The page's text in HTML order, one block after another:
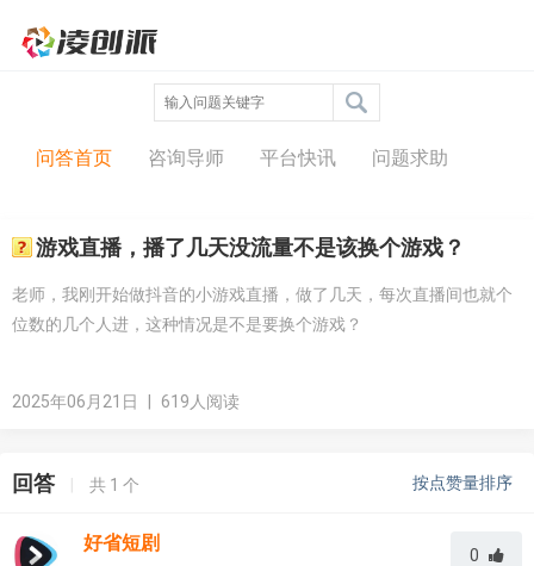
问答中心
问答首页 咨询导师 平台快讯 问题求助
游戏直播，播了几天没流量不是该换个游戏？
老师，我刚开始做抖音的小游戏直播，做了几天，每次直播间也就个
位数的几个人进，这种情况是不是要换个游戏？
2025年06月21日 619人阅读
回答 | 共 1 个 按点赞量排序
好省短剧
0